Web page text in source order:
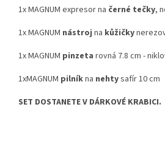
1x MAGNUM expresor na černé tečky,
1x MAGNUM nástroj na kůžičky
1x MAGNUM pinzeta rovná 7.8 cm -
1xMAGNUM pilníkna nehtysafír 10 cm
SET DOSTANETE V DÁRKOVÉ KRABICI.